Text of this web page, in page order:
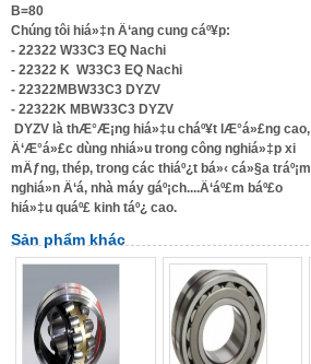
B=80
Chúng tôi hiá»‡n Ä‘ang cung cáº¥p:
- 22322 W33C3 EQ Nachi
- 22322 K W33C3 EQ Nachi
- 22322MBW33C3 DYZV
- 22322K MBW33C3 DYZV
DYZV là thÆ°Æ¡ng hiá»‡u cháº¥t lÆ°á»£ng cao,
Ä‘Æ°á»£c dùng nhiá»u trong công nghiá»‡p xi
mÄƒng, thép, trong các thiáº¿t bá»‹ cá»§a tráº¡m
nghiá»n Ä‘á, nhà máy gáº¡ch....Ä‘áº£m báº£o
hiá»‡u quáº£ kinh táº¿ cao.
Sản phẩm khác